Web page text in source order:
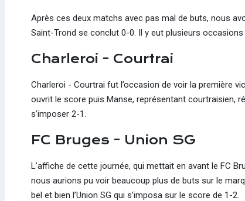
Après ces deux matchs avec pas mal de buts, nous
Saint-Trond se conclut 0-0. Il y eut plusieurs
Charleroi - Courtrai
Charleroi - Courtrai fut l’occasion de voir la première
ouvrit le score puis Manse, représentant courtraisien,
s’imposer 2-1.
FC Bruges - Union SG
L’affiche de cette journée, qui mettait en avant le FC
nous aurions pu voir beaucoup plus de buts sur le
bel et bien l’Union SG qui s’imposa sur le score de 1-2.